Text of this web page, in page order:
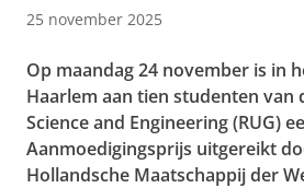
25 november 2025
Op maandag 24 november is in
Haarlem aan tien studenten van
Science and Engineering (RUG)
Aanmoedigingsprijs uitgereikt
Hollandsche Maatschappij der